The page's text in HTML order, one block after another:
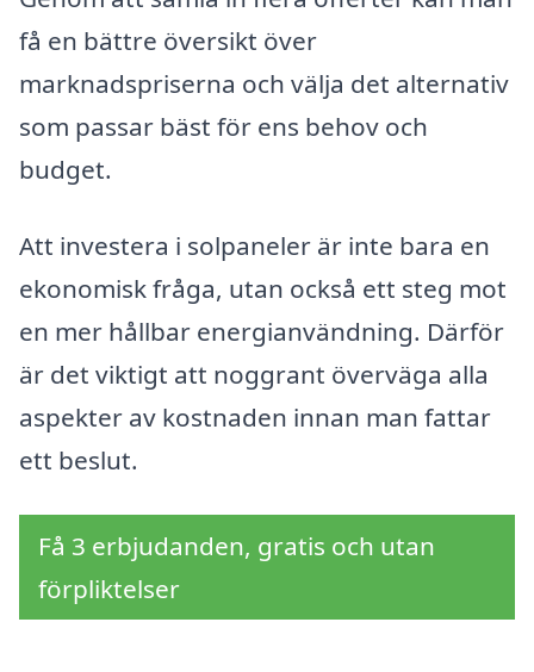
få en bättre översikt över
marknadspriserna och välja det alternativ
som passar bäst för ens behov och
budget.
Att investera i solpaneler är inte bara en
ekonomisk fråga, utan också ett steg mot
en mer hållbar energianvändning. Därför
är det viktigt att noggrant överväga alla
aspekter av kostnaden innan man fattar
ett beslut.
Få 3 erbjudanden, gratis och utan
förpliktelser